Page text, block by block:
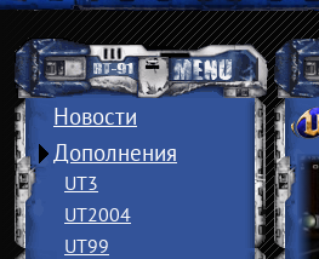
Новости
Дополнения
UT3
UT2004
UT99